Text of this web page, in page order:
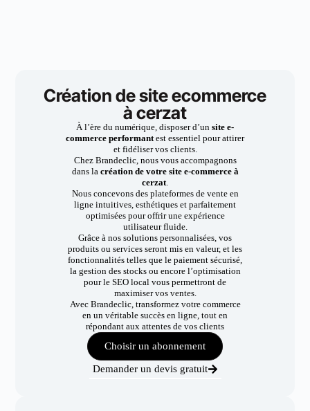
Création de site ecommerce
à cerzat
À l’ère du numérique, disposer d’un site e-
commerce performantest essentiel pour attirer
et fidéliser vos clients.
Chez Brandeclic, nous vous accompagnons
dans la création de votre site e-commerce à
cerzat.
Nous concevons des plateformes de vente en
ligne intuitives, esthétiques et parfaitement
optimisées pour offrir une expérience
utilisateur fluide.
Grâce à nos solutions personnalisées, vos
produits ou services seront mis en valeur, et les
fonctionnalités telles que le paiement sécurisé,
la gestion des stocks ou encore l’optimisation
pour le SEO local vous permettront de
maximiser vos ventes.
Avec Brandeclic, transformez votre commerce
en un véritable succès en ligne, tout en
répondant aux attentes de vos clients
Choisir un abonnement
Demander un devis gratuit